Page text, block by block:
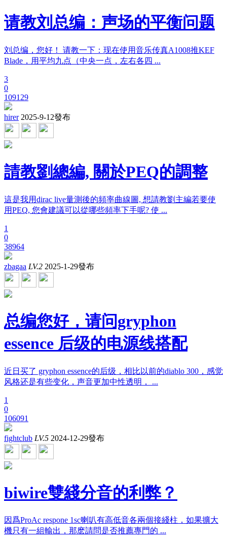
请教刘总编：声场的平衡问题
刘总编，您好！ 请教一下：现在使用音乐传真A1008推KEF
Blade，用平均九点（中央一点，左右各四 ...
3
0
109129
hirer 2025-9-12發布
請教劉總編, 關於PEQ的調整
這是我用dirac live量測後的頻率曲線圖, 想請教劉主編若要使
用PEQ, 您會建議可以從哪些頻率下手呢? 使 ...
1
0
38964
zbagaa LV.2 2025-1-29發布
总编您好，请问gryphon
essence 后级的电源线搭配
近日买了 gryphon essence的后级，相比以前的diablo 300，感觉
风格还是有些变化，声音更加中性透明， ...
1
0
106091
fightclub LV.5 2024-12-29發布
biwire雙綫分音的利弊？
因爲ProAc respone 1sc喇叭有高低音各兩個接綫柱，如果擴大
機只有一組輸出，那麽請問是否推薦專門的 ...